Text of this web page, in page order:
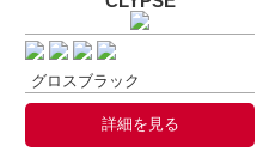
グロスブラック
詳細を見る